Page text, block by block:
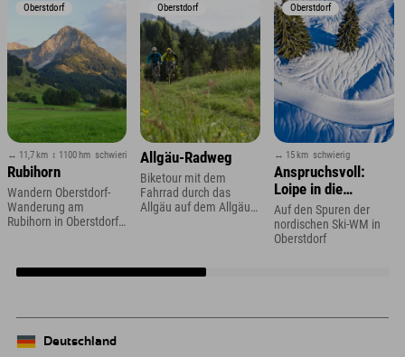
Oberstdorf
↔ 11,7 km ↕ 1100 hm schwierig
Rubihorn
Wandern Oberstdorf-
Wanderung am
Rubihorn in Oberstdorf
Oberstdorf
Allgäu-Radweg
Biketour mit dem
Fahrrad durch das
Allgäu auf dem Allgäu
Oberstdorf
↔ 15 km schwierig
Anspruchsvoll:
Loipe in die
Spielmannsau bei
Oberstdorf
Auf den Spuren der
nordischen Ski-WM in
Oberstdorf
Deutschland